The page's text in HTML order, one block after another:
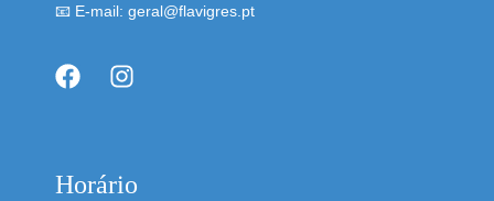
📧 E-mail: geral@flavigres.pt
Horário